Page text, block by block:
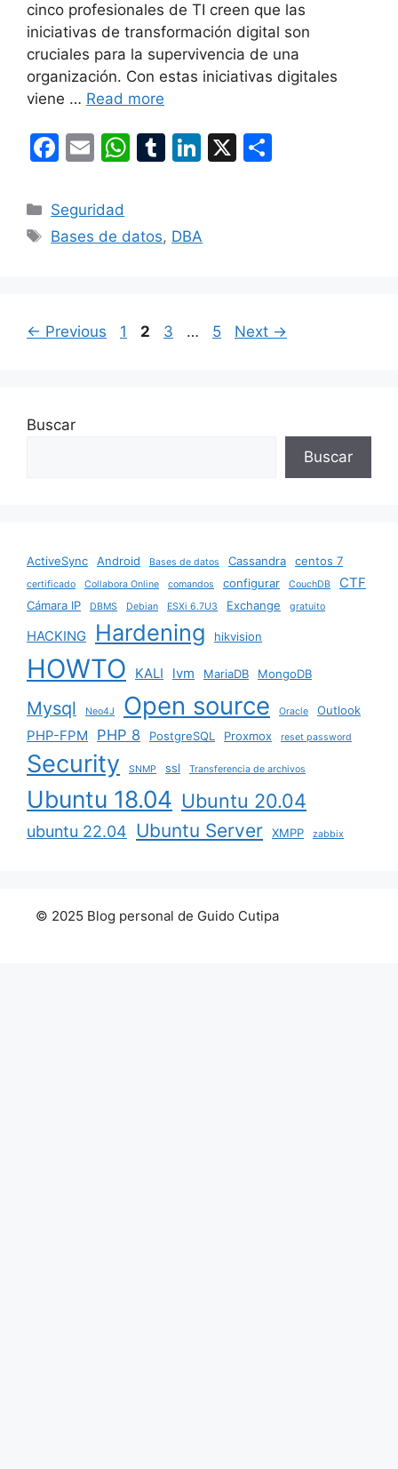
cinco profesionales de TI creen que las
iniciativas de transformación digital son
cruciales para la supervivencia de una
organización. Con estas iniciativas digitales
viene … Read more
F
c
e
k
E
ai
l
W
s
p
T
bl
Li
e
X
Categories
Seguridad
Tags
Bases de datos, DBA
← Previous Page
1 Page
2 Page
3 … Page
5 Next →
Buscar
Buscar
ActiveSync Android Bases de datos Cassandra centos 7
certificado Collabora Online comandos configurar CouchDB CTF
Cámara IP DBMS Debian ESXi 6.7U3 Exchange gratuito
HACKING Hardening hikvision
HOWTO KALI lvm MariaDB MongoDB
Mysql Neo4J Open source Oracle Outlook
PHP-FPM PHP 8 PostgreSQL Proxmox reset password
Security SNMP ssl Transferencia de archivos
Ubuntu 18.04 Ubuntu 20.04
ubuntu 22.04 Ubuntu Server XMPP zabbix